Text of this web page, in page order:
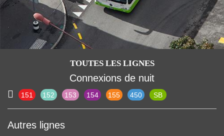
TOUTES LES LIGNES
Connexions de nuit
151 152 153 154 155 450 SB
Autres lignes